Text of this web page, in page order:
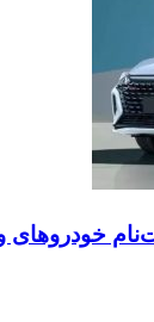
خودروهای